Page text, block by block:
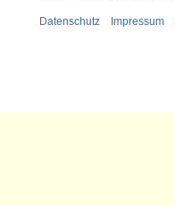
Datenschutz Impressum